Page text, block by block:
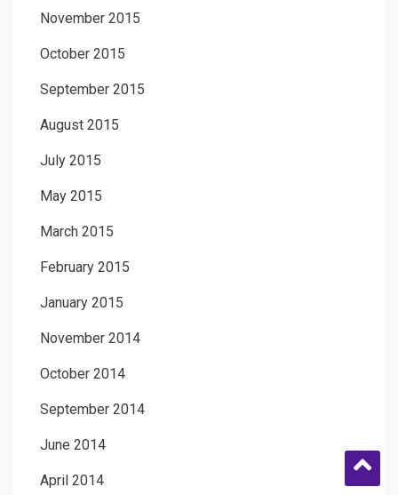
November 2015
October 2015
September 2015
August 2015
July 2015
May 2015
March 2015
February 2015
January 2015
November 2014
October 2014
September 2014
June 2014
April 2014